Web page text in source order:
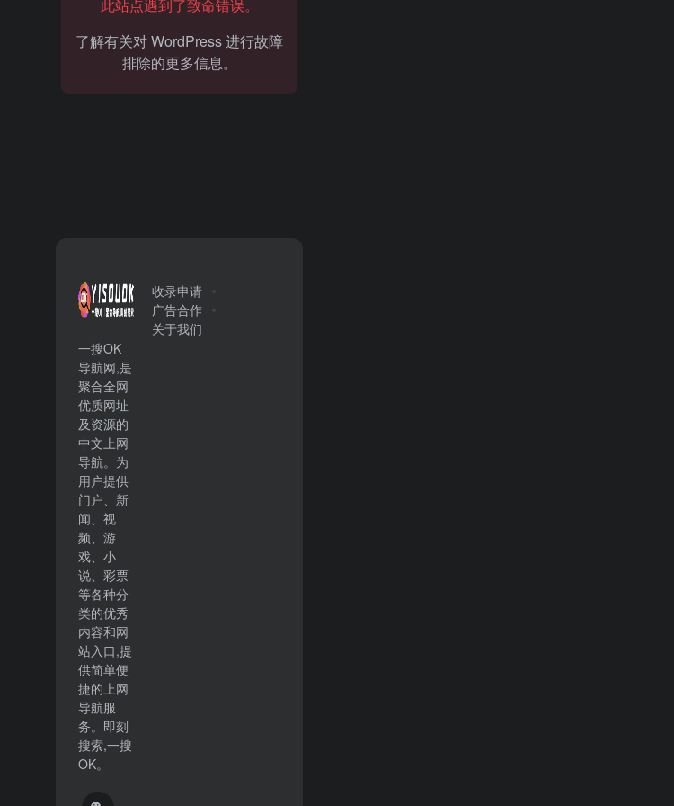
此站点遇到了致命错误。
了解有关对 WordPress 进行故障
排除的更多信息。
一搜OK
导航网,是
聚合全网
优质网址
及资源的
中文上网
导航。为
用户提供
门户、新
闻、视
频、游
戏、小
说、彩票
等各种分
类的优秀
内容和网
站入口,提
供简单便
捷的上网
导航服
务。即刻
搜索,一搜
OK。
收录申请
广告合作
关于我们